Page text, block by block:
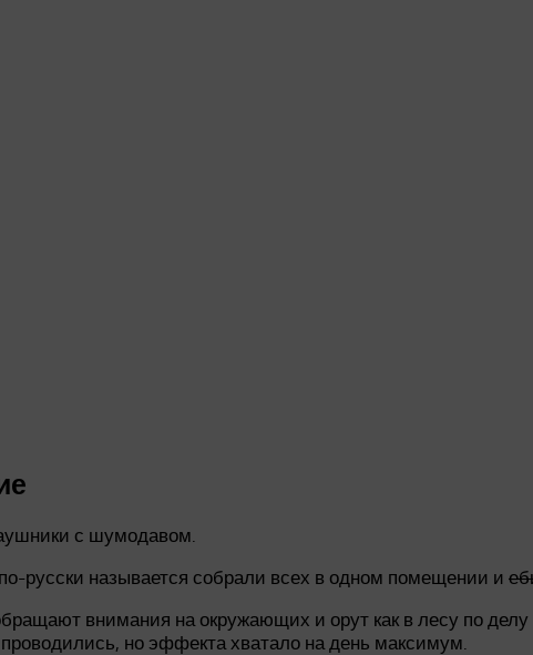
с шумодавом.
русски называется собрали всех в одном помещении и
внимания на окружающих и орут как в лесу по
но эффекта хватало на день максимум.